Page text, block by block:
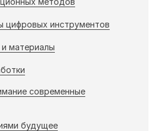
цифровых инструментов
материалы
современные
будущее